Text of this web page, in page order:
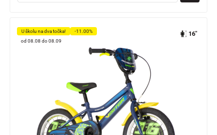
U školu na dva točka!
-11.00%
od 08.08 do 08.09
16"